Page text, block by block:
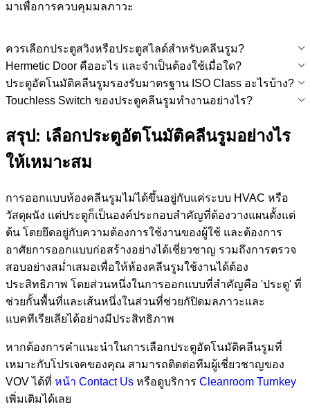
มาเพื่อการควบคุมมลภาวะ
ควรเลือกประตูสวิงหรือประตูสไลด์สำหรับคลีนรูม?
Hermetic Door คืออะไร และจำเป็นต้องใช้เมื่อใด?
ประตูอัตโนมัติคลีนรูมรองรับมาตรฐาน ISO Class อะไรบ้าง?
Touchless Switch ของประตูคลีนรูมทำงานอย่างไร?
สรุป: เลือกประตูอัตโนมัติคลีนรูมอย่างไร
ให้เหมาะสม
การออกแบบห้องคลีนรูมไม่ได้ขึ้นอยู่กับแค่ระบบ HVAC หรือ
วัสดุผนัง แต่ประตูก็เป็นองค์ประกอบสำคัญที่ต้องวางแผนตั้งแต่
ต้น โดยยึดอยู่กับความต้องการใช้งานของผู้ใช้ และต้องการ
อาศัยการออกแบบก่อสร้างอย่างได้เชี่ยวชาญ รวมถึงการตรวจ
สอบอย่างสม่ำเสมอเพื่อให้ห้องคลีนรูมใช้งานได้ต้อง
ประสิทธิภาพ โดยส่วนหนึ่งในการออกแบบที่สำคัญคือ 'ประตู' ที่
ช่วยกั้นพื้นที่และเส้นหนึ่งในส่วนที่ช่วยกัปิดมลภาวะและ
แบคทีเรียเลียได้อย่างมีประสิทธิภาพ
หากต้องการคำแนะนำในการเลือกประตูอัตโนมัติคลีนรูมที่
เหมาะกับโปรเจคของคุณ สามารถติดต่อทีมผู้เชี่ยวชาญของ
VOV ได้ที่ หน้า Contact Us หรือดูบริการ Cleanroom Turnkey
เพิ่มเติมได้เลย